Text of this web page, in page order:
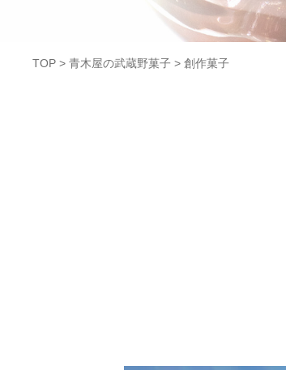
TOP > 青木屋の武蔵野菓子 > 創作菓子